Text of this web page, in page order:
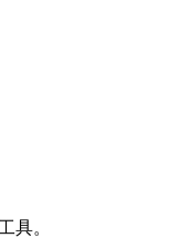
具。